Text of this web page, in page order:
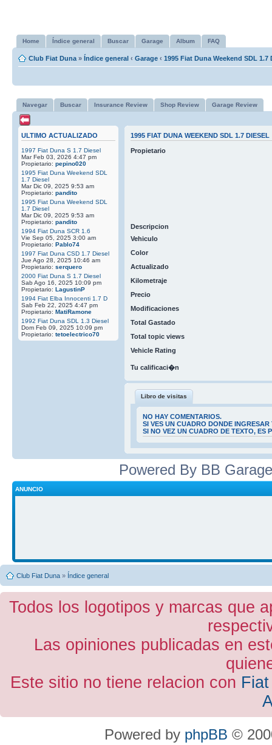
Home Índice general Buscar Garage Album FAQ
Club Fiat Duna » Índice general ‹ Garage ‹ 1995 Fiat Duna Weekend SDL 1.7
Navegar Buscar Insurance Review Shop Review Garage Review
ULTIMO ACTUALIZADO
1997 Fiat Duna S 1.7 Diesel
Mar Feb 03, 2026 4:47 pm
Propietario: pepino020
1995 Fiat Duna Weekend SDL
1.7 Diesel
Mar Dic 09, 2025 9:53 am
Propietario: pandito
1995 Fiat Duna Weekend SDL
1.7 Diesel
Mar Dic 09, 2025 9:53 am
Propietario: pandito
1994 Fiat Duna SCR 1.6
Vie Sep 05, 2025 3:00 am
Propietario: Pablo74
1997 Fiat Duna CSD 1.7 Diesel
Jue Ago 28, 2025 10:46 am
Propietario: serquero
2000 Fiat Duna S 1.7 Diesel
Sab Ago 16, 2025 10:09 pm
Propietario: LagustinP
1994 Fiat Elba Innocenti 1.7 D
Sab Feb 22, 2025 4:47 pm
Propietario: MatiRamone
1992 Fiat Duna SDL 1.3 Diesel
Dom Feb 09, 2025 10:09 pm
Propietario: tetoelectrico70
1995 FIAT DUNA WEEKEND SDL 1.7 DIESEL
Propietario
Descripcion
Vehiculo
Color
Actualizado
Kilometraje
Precio
Modificaciones
Total Gastado
Total topic views
Vehicle Rating
Tu calificaci�n
Libro de visitas
NO HAY COMENTARIOS.
SI VES UN CUADRO DONDE
SI NO VEZ UN CUADRO DE TEXTO, ES
Powered By BB
ANUNCIO
Club Fiat Duna » Índice general
Todos los logotipos y marcas que
Las opiniones publicadas en
Este sitio no tiene relacion con
Powered by phpBB ©